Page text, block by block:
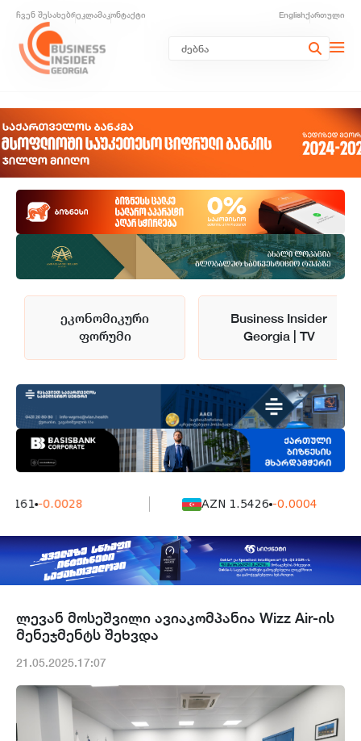
ჩვენ შესახებრეკლამაკონტაქტი Englishქართული
ეკონომიკური
ფორუმი
Business Insider
Georgia | TV
-0.0028 AZN 1.5426 -0.0004
ლევან მოსეშვილი ავიაკომპანია Wizz Air-ის
მენეჯმენტს შეხვდა
21.05.2025.17:07